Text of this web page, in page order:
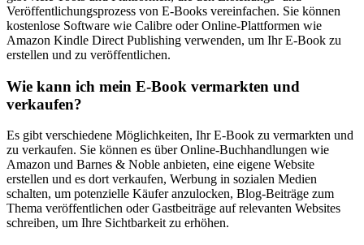
Veröffentlichungsprozess von E-Books vereinfachen. Sie können
kostenlose Software wie Calibre oder Online-Plattformen wie
Amazon Kindle Direct Publishing verwenden, um Ihr E-Book zu
erstellen und zu veröffentlichen.
Wie kann ich mein E-Book vermarkten und
verkaufen?
Es gibt verschiedene Möglichkeiten, Ihr E-Book zu vermarkten und
zu verkaufen. Sie können es über Online-Buchhandlungen wie
Amazon und Barnes & Noble anbieten, eine eigene Website
erstellen und es dort verkaufen, Werbung in sozialen Medien
schalten, um potenzielle Käufer anzulocken, Blog-Beiträge zum
Thema veröffentlichen oder Gastbeiträge auf relevanten Websites
schreiben, um Ihre Sichtbarkeit zu erhöhen.